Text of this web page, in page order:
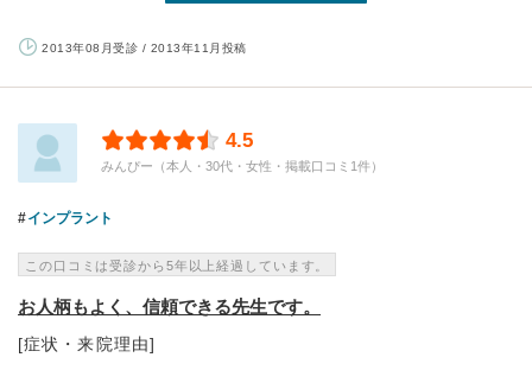
2013年08月受診 / 2013年11月投稿
4.5
みんぴー（本人・30代・女性・掲載口コミ1件）
インプラント
この口コミは受診から5年以上経過しています。
お人柄もよく、信頼できる先生です。
[症状・来院理由]